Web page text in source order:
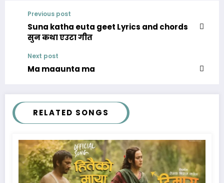
Previous post
Suna katha euta geet Lyrics and chords
सुन कथा एउटा गीत
Next post
Ma maaunta ma
RELATED SONGS